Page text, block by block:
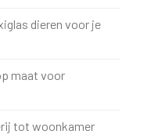
dieren voor je
maat voor
tot woonkamer